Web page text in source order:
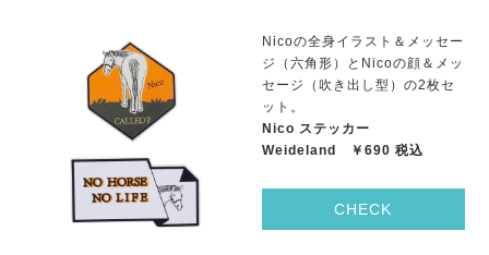
Nicoの全身イラスト＆メッセー
ジ（六角形）とNicoの顔＆メッ
セージ（吹き出し型）の2枚セ
ット。
Nico ステッカー
Weideland ￥690 税込
CHECK